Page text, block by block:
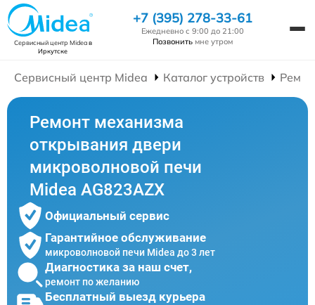
Сервисный центр Mideaв
Иркутске
+7 (395) 278-33-61
Ежедневно с 9:00 до 21:00
Позвонить мне утром
Сервисный центр Midea Каталог устройств
Ремонт механизма
открывания двери
микроволновой печи
Midea AG823AZX
Официальный сервис
Гарантийное обслуживание
микроволновой печи Midea до 3 лет
Диагностика за наш счет,
ремонт по желанию
Бесплатный выезд курьера